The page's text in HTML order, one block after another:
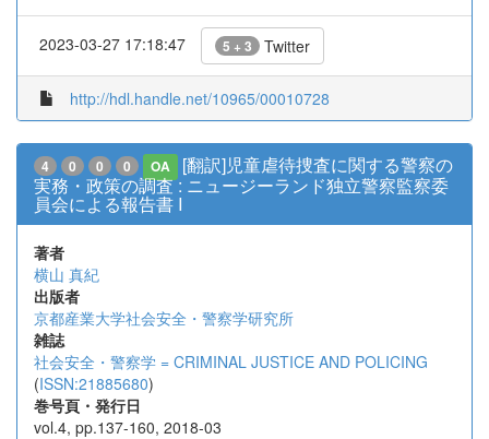
2023-03-27 17:18:47 5 + 3 Twitter
http://hdl.handle.net/10965/00010728
4 0 0 0 OA
[翻訳]児童虐待捜査に関する警察の
実務・政策の調査 : ニュージーランド独立警察監察委
員会による報告書 I
著者
横山 真紀
出版者
京都産業大学社会安全・警察学研究所
雑誌
社会安全・警察学 = CRIMINAL JUSTICE AND POLICING
(ISSN:21885680)
巻号頁・発行日
vol.4, pp.137-160, 2018-03